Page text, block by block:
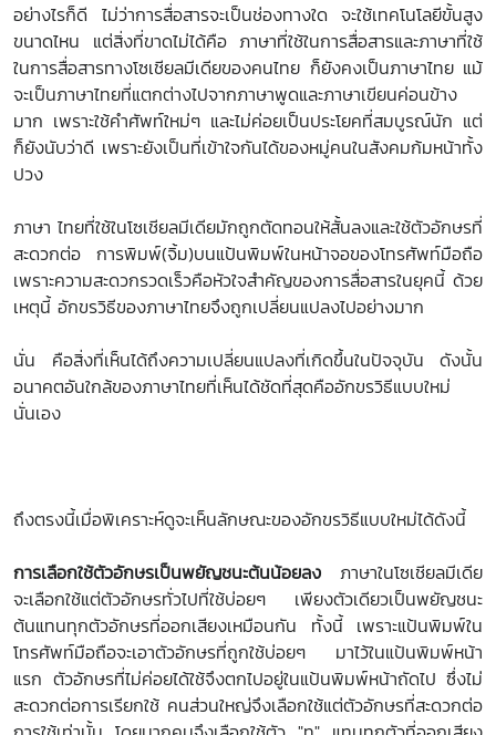
อย่างไรก็ดี ไม่ว่าการสื่อสารจะเป็นช่องทางใด จะใช้เทคโนโลยีขั้นสูง
ขนาดไหน แต่สิ่งที่ขาดไม่ได้คือ ภาษาที่ใช้ในการสื่อสารและภาษาที่ใช้
ในการสื่อสารทางโซเชียลมีเดียของคนไทย ก็ยังคงเป็นภาษาไทย แม้
จะเป็นภาษาไทยที่แตกต่างไปจากภาษาพูดและภาษาเขียนค่อนข้าง
มาก เพราะใช้คำศัพท์ใหม่ๆ และไม่ค่อยเป็นประโยคที่สมบูรณ์นัก แต่
ก็ยังนับว่าดี เพราะยังเป็นที่เข้าใจกันได้ของหมู่คนในสังคมก้มหน้าทั้ง
ปวง
ภาษา ไทยที่ใช้ในโซเชียลมีเดียมักถูกตัดทอนให้สั้นลงและใช้ตัวอักษรที่
สะดวกต่อ การพิมพ์(จิ้ม)บนแป้นพิมพ์ในหน้าจอของโทรศัพท์มือถือ
เพราะความสะดวกรวดเร็วคือหัวใจสำคัญของการสื่อสารในยุคนี้ ด้วย
เหตุนี้ อักขรวิธีของภาษาไทยจึงถูกเปลี่ยนแปลงไปอย่างมาก
นั่น คือสิ่งที่เห็นได้ถึงความเปลี่ยนแปลงที่เกิดขึ้นในปัจจุบัน ดังนั้น
อนาคตอันใกล้ของภาษาไทยที่เห็นได้ชัดที่สุดคืออักขรวิธีแบบใหม่
นั่นเอง
ถึงตรงนี้เมื่อพิเคราะห์ดูจะเห็นลักษณะของอักขรวิธีแบบใหม่ได้ดังนี้
การเลือกใช้ตัวอักษรเป็นพยัญชนะต้นน้อยลง ภาษาในโซเชียลมีเดีย
จะเลือกใช้แต่ตัวอักษรทั่วไปที่ใช้บ่อยๆ เพียงตัวเดียวเป็นพยัญชนะ
ต้นแทนทุกตัวอักษรที่ออกเสียงเหมือนกัน ทั้งนี้ เพราะแป้นพิมพ์ใน
โทรศัพท์มือถือจะเอาตัวอักษรที่ถูกใช้บ่อยๆ มาไว้ในแป้นพิมพ์หน้า
แรก ตัวอักษรที่ไม่ค่อยได้ใช้จึงตกไปอยู่ในแป้นพิมพ์หน้าถัดไป ซึ่งไม่
สะดวกต่อการเรียกใช้ คนส่วนใหญ่จึงเลือกใช้แต่ตัวอักษรที่สะดวกต่อ